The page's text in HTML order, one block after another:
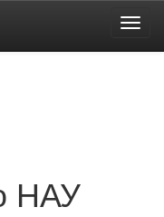
НАУ